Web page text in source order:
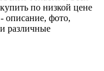
по низкой цене
описание, фото,
различные